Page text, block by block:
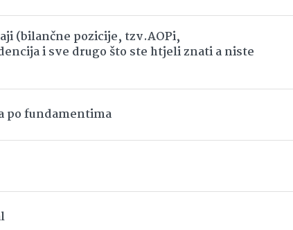
(bilančne pozicije, tzv.AOPi,
i sve drugo što ste htjeli znati a niste
po fundamentima